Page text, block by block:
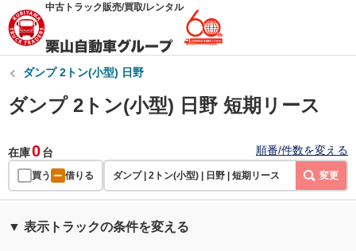
中古トラック販売/買取/レンタル
ダンプ 2トン(小型) 日野
ダンプ 2トン(小型) 日野 短期リース
在庫0台 順番/件数を変える
買う 借りる ダンプ | 2トン(小型) | 日野 | 短期リース 変更
▼ 表示トラックの条件を変える